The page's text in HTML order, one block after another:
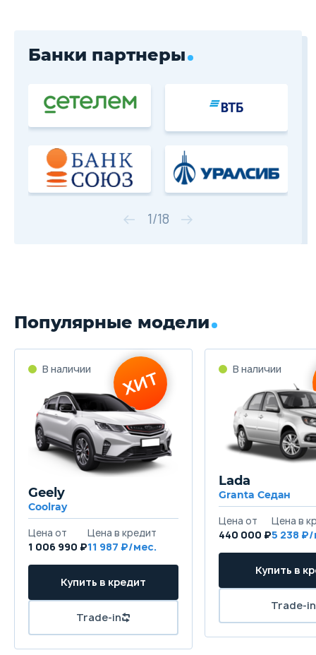
Банки партнеры
1/18
Популярные модели
Geely
Coolray
1 006 990 ₽11 987
Lada
Granta Седан
440 000 ₽5 238